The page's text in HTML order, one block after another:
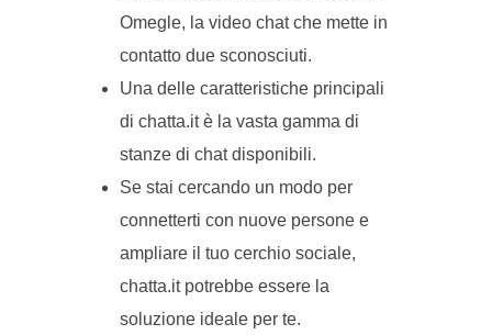
Omegle, la video chat che mette in
contatto due sconosciuti.
Una delle caratteristiche principali
di chatta.it è la vasta gamma di
stanze di chat disponibili.
Se stai cercando un modo per
connetterti con nuove persone e
ampliare il tuo cerchio sociale,
chatta.it potrebbe essere la
soluzione ideale per te.